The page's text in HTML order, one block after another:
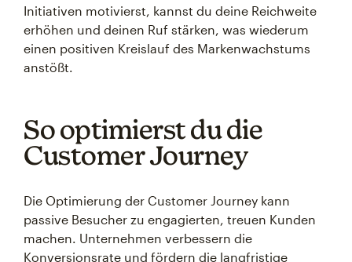
Initiativen motivierst, kannst du deine Reichweite
erhöhen und deinen Ruf stärken, was wiederum
einen positiven Kreislauf des Markenwachstums
anstößt.
So optimierst du die
Customer Journey
Die Optimierung der Customer Journey kann
passive Besucher zu engagierten, treuen Kunden
machen. Unternehmen verbessern die
Konversionsrate und fördern die langfristige